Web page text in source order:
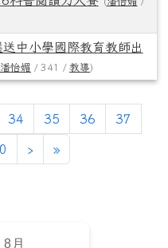
送中小學國際教育教師出
潘怡媚 / 341 / 教導)
34 35 36 37
›下一頁
»最後頁
月